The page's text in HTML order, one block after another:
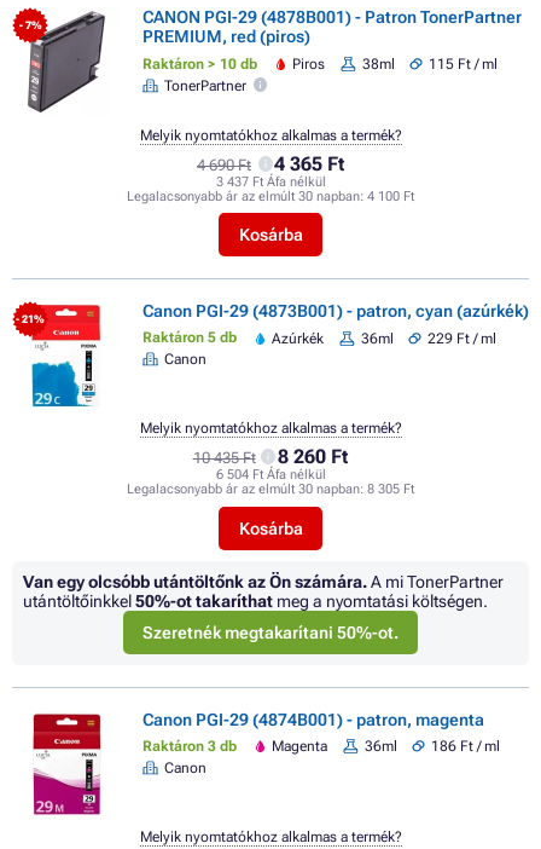
- 7%
CANON PGI-29 (4878B001) - Patron TonerPartner
PREMIUM, red (piros)
Raktáron > 10 db Piros 38ml
115 Ft / ml
TonerPartner
4 690 Ft 4 365 Ft
3 437 Ft Áfa nélkül
Legalacsonyabb ár az elmúlt 30 napban: 4 100 Ft
Kosárba
Melyik nyomtatókhoz alkalmas a termék?
- 21% Canon PGI-29 (4873B001) - patron, cyan (azúrkék)
Raktáron 5 db Azúrkék 36ml
229 Ft / ml
Canon
10 435 Ft 8 260 Ft
6 504 Ft Áfa nélkül
Legalacsonyabb ár az elmúlt 30 napban: 8 305 Ft
Kosárba
Melyik nyomtatókhoz alkalmas a termék?
Van egy olcsóbb utántöltőnk az Ön számára.A mi TonerPartner
utántöltőinkkel50%-ot takaríthat meg a nyomtatási költségen.
Szeretnék megtakarítani 50%-ot.
Canon PGI-29 (4874B001) - patron, magenta
Raktáron 3 db Magenta 36ml
186 Ft / ml
Canon
Melyik nyomtatókhoz alkalmas a termék?